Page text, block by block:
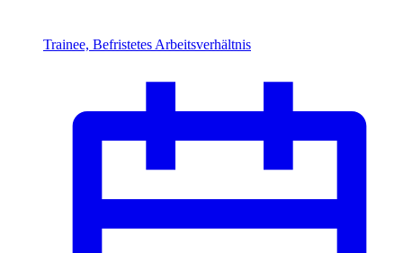
Trainee, Befristetes Arbeitsverhältnis